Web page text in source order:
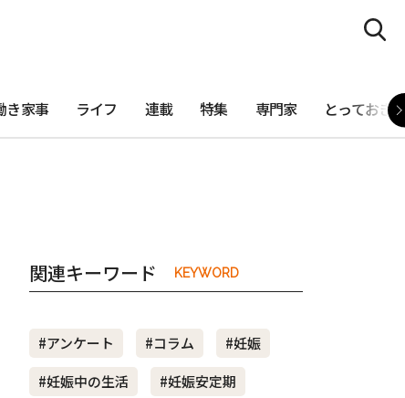
き家事 ライフ 連載 特集 専門家 とっておき
関連キーワード KEYWORD
#アンケート #コラム
#妊娠
#妊娠中の生活
#妊娠安定期